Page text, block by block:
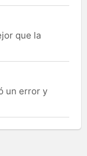
que la
un error y